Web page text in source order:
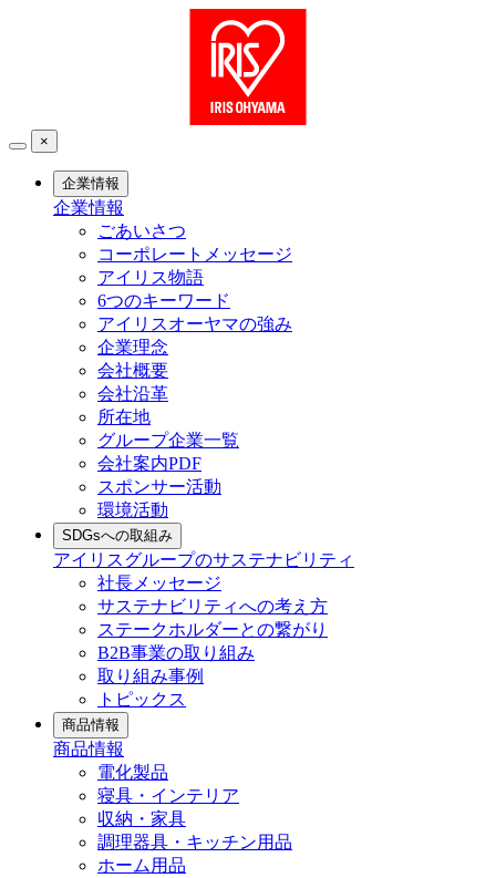
×
企業情報
企業情報
ごあいさつ
コーポレートメッセージ
アイリス物語
6つのキーワード
アイリスオーヤマの強み
企業理念
会社概要
会社沿革
所在地
グループ企業一覧
会社案内PDF
スポンサー活動
環境活動
SDGsへの取組み
アイリスグループのサステナビリティ
社長メッセージ
サステナビリティへの考え方
ステークホルダーとの繋がり
B2B事業の取り組み
取り組み事例
トピックス
商品情報
商品情報
電化製品
寝具・インテリア
収納・家具
調理器具・キッチン用品
ホーム用品